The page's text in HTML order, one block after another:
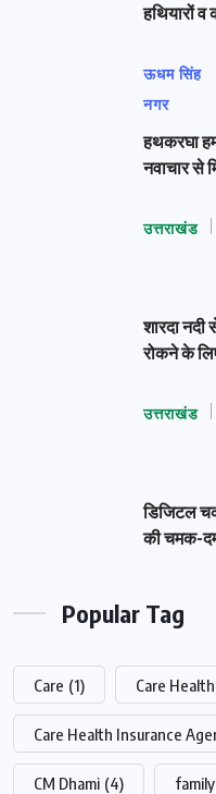
हथियारों व
ऊधम सिंह
नगर
हथकरघा
नवाचार से
उत्तराखंड
शारदा
रोकने के
उत्तराखंड
डिजिटल
की चमक-
Popular Tag
Care (1) Care
Care Health Insurance
CM Dhami (4)